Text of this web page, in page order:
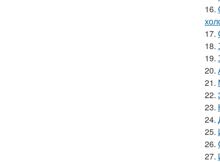
16.
17.
18.
19.
20.
21.
22.
23.
24.
25.
26.
27.